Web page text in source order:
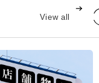
View all